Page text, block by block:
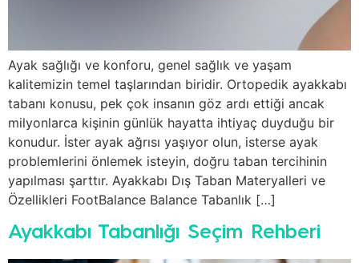
Ayak sağlığı ve konforu, genel sağlık ve yaşam
kalitemizin temel taşlarından biridir. Ortopedik ayakkabı
tabanı konusu, pek çok insanın göz ardı ettiği ancak
milyonlarca kişinin günlük hayatta ihtiyaç duyduğu bir
konudur. İster ayak ağrısı yaşıyor olun, isterse ayak
problemlerini önlemek isteyin, doğru taban tercihinin
yapılması şarttır. Ayakkabı Dış Taban Materyalleri ve
Özellikleri FootBalance Balance Tabanlık […]
Ayakkabı Tabanlığı Seçim Rehberi